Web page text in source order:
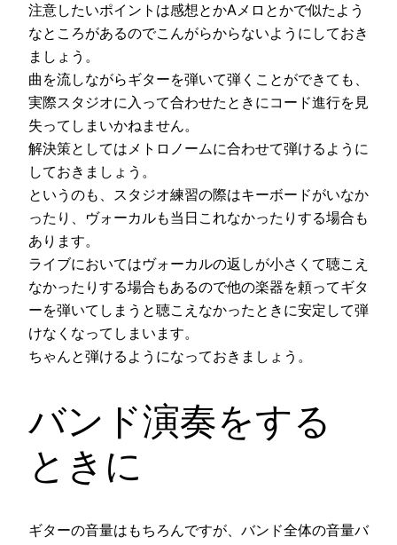
注意したいポイントは感想とかAメロとかで似たよう
なところがあるのでこんがらからないようにしておき
ましょう。
曲を流しながらギターを弾いて弾くことができても、
実際スタジオに入って合わせたときにコード進行を見
失ってしまいかねません。
解決策としてはメトロノームに合わせて弾けるように
しておきましょう。
というのも、スタジオ練習の際はキーボードがいなか
ったり、ヴォーカルも当日これなかったりする場合も
あります。
ライブにおいてはヴォーカルの返しが小さくて聴こえ
なかったりする場合もあるので他の楽器を頼ってギタ
ーを弾いてしまうと聴こえなかったときに安定して弾
けなくなってしまいます。
ちゃんと弾けるようになっておきましょう。
バンド演奏をする
ときに
ギターの音量はもちろんですが、バンド全体の音量バ